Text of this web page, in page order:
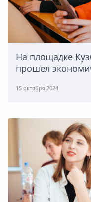
На площадке
прошел
15 октября 2024